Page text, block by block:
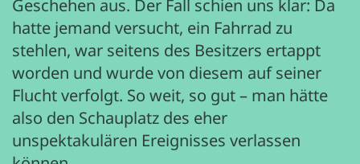
Geschehen aus. Der Fall schien uns klar: Da
hatte jemand versucht, ein Fahrrad zu
stehlen, war seitens des Besitzers ertappt
worden und wurde von diesem auf seiner
Flucht verfolgt. So weit, so gut – man hätte
also den Schauplatz des eher
unspektakulären Ereignisses verlassen